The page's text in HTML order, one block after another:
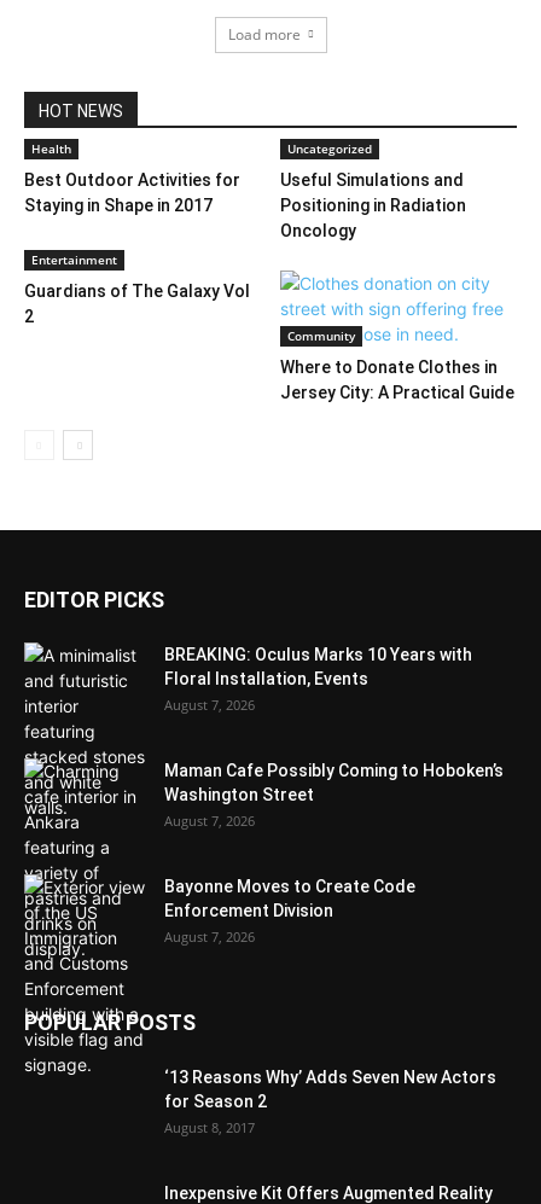
Load more
HOT NEWS
Health
Best Outdoor Activities for
Staying in Shape in 2017
Uncategorized
Useful Simulations and
Positioning in Radiation
Oncology
Entertainment
Guardians of The Galaxy Vol
2
Community
Where to Donate Clothes in
Jersey City: A Practical Guide
EDITOR PICKS
BREAKING: Oculus Marks 10 Years with
Floral Installation, Events
August 7, 2026
Maman Cafe Possibly Coming to Hoboken’s
Washington Street
August 7, 2026
Bayonne Moves to Create Code
Enforcement Division
August 7, 2026
POPULAR POSTS
‘13 Reasons Why’ Adds Seven New Actors
for Season 2
August 8, 2017
Inexpensive Kit Offers Augmented Reality